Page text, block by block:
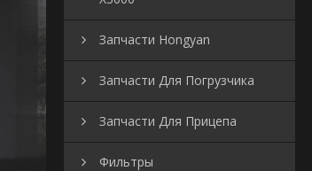
Запчасти Hongyan
Запчасти Для Погрузчика
Запчасти Для Прицепа
Фильтры